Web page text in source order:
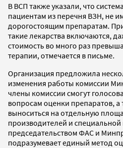
В ВСП также указали, что
пациентам из перечня ВЗН, не
дорогостоящим препаратам.
такие лекарства включаются,
стоимость во много раз
терапии, отмечается в письме.
Организация предложила
изменения работы комиссии
члены комиссии смогут
вопросам оценки препаратов, а
выноситься на отдельную
производителей и
председательством ФАС и
подразумевает единый метод